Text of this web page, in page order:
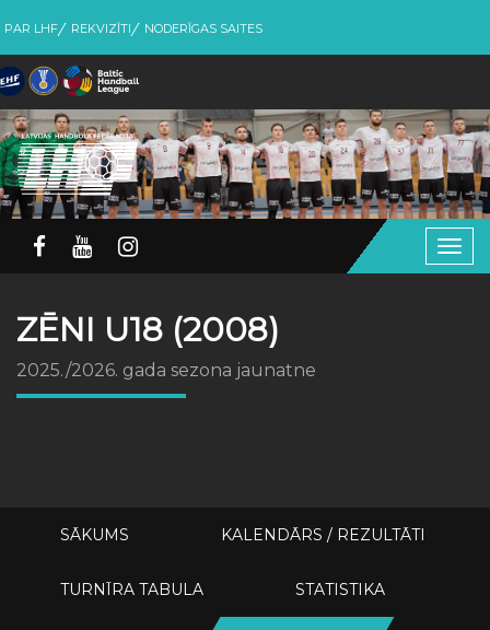
PAR LHF REKVIZĪTI NODERĪGAS SAITES
ZĒNI U18 (2008)
2025./2026. gada sezona jaunatne
SĀKUMS KALENDĀRS / REZULTĀTI
TURNĪRA TABULA STATISTIKA